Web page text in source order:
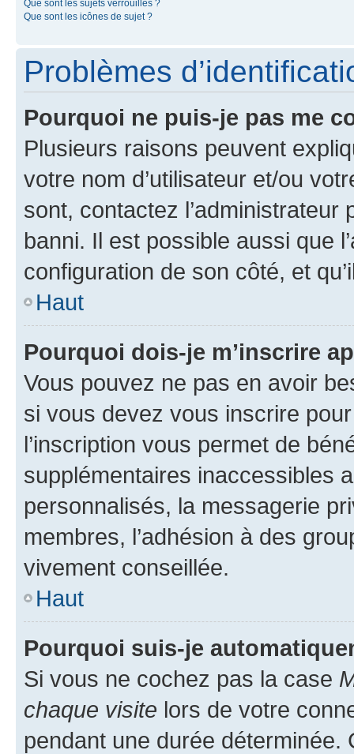
Que sont les sujets verrouillés ?
Que sont les icônes de sujet ?
Problèmes
Pourquoi ne puis-je pas me
Plusieurs raisons peuvent
votre nom d’utilisateur et/ou
sont, contactez l’administrateur
banni. Il est possible aussi que
configuration de son côté, et
Haut
Pourquoi dois-je m’inscrire
Vous pouvez ne pas en avoir
si vous devez vous inscrire
l’inscription vous permet de
supplémentaires inaccessibles
personnalisés, la messagerie
membres, l’adhésion à des
vivement conseillée.
Haut
Pourquoi suis-je
Si vous ne cochez pas la case
chaque visite lors de votre
pendant une durée déterminée.